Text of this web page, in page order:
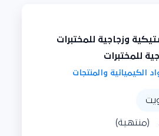
وزجاجية للمختبرات
للمختبرات
الكيميائية والمنتجات
(منتهية)